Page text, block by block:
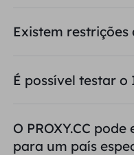
Existem restrições
É possível testar o
O PROXY.CC
para um país